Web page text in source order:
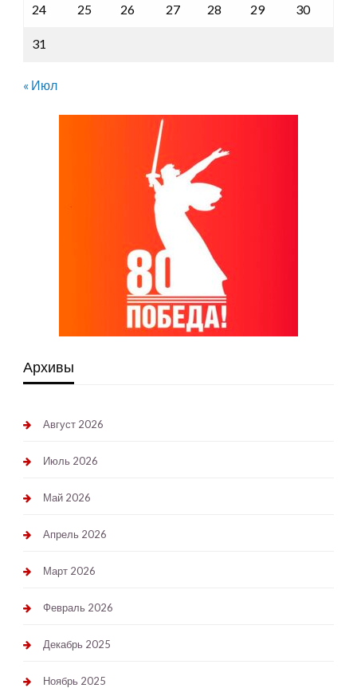
24 25 26 27 28 29 30
31
« Июл
Архивы
Август 2026
Июль 2026
Май 2026
Апрель 2026
Март 2026
Февраль 2026
Декабрь 2025
Ноябрь 2025